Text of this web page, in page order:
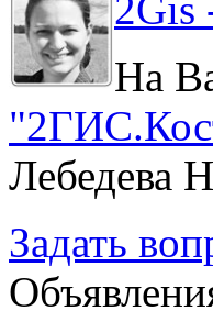
На
Лебедева
Задать